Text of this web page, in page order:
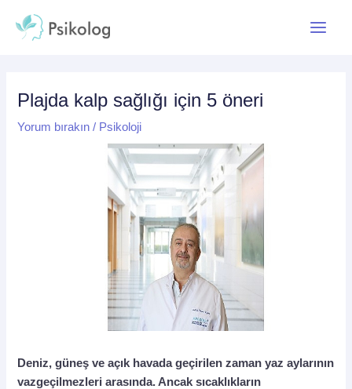
atla
Plajda kalp sağlığı için 5 öneri
Yorum bırakın / Psikoloji
Deniz, güneş ve açık havada geçirilen zaman yaz aylarının
vazgeçilmezleri arasında. Ancak sıcaklıkların
dolaşımı